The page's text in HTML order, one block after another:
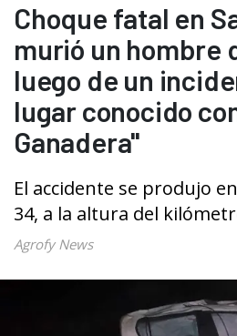
Choque fatal en
murió un hombre
luego de un
lugar conocido
Ganadera"
El accidente se produjo
34, a la altura del
Agrofy News